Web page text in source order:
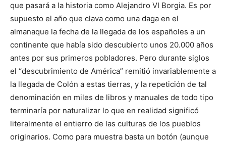
que pasará a la historia como Alejandro VI Borgia. Es por
supuesto el año que clava como una daga en el
almanaque la fecha de la llegada de los españoles a un
continente que había sido descubierto unos 20.000 años
antes por sus primeros pobladores. Pero durante siglos
el “descubrimiento de América” remitió invariablemente a
la llegada de Colón a estas tierras, y la repetición de tal
denominación en miles de libros y manuales de todo tipo
terminaría por naturalizar lo que en realidad significó
literalmente el entierro de las culturas de los pueblos
originarios. Como para muestra basta un botón (aunque